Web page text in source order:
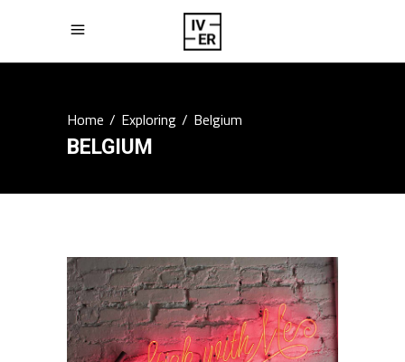
Home/Exploring/Belgium
BELGIUM